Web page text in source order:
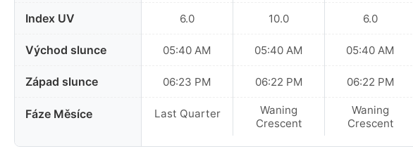
Index UV
Východ slunce
Západ slunce
Fáze Měsíce
6.0
05:40 AM
06:23 PM
Last Quarter
10.0
05:40 AM
06:22 PM
Waning
Crescent
6.0
05:40 AM
06:22 PM
Waning
Crescent